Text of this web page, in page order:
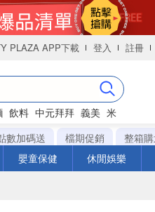
PLAZA APP下載 登入 註冊
飲料 中元拜拜 義美 米
數加碼送 檔期促銷 整箱
嬰童保健 休閒娛樂